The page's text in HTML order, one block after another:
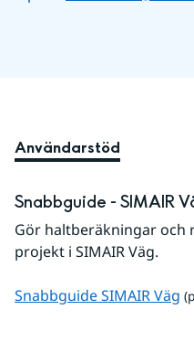
Användarstöd
Snabbguide - SIMAIR
Gör haltberäkningar
projekt i SIMAIR Väg.
Snabbguide SIMAIR Väg